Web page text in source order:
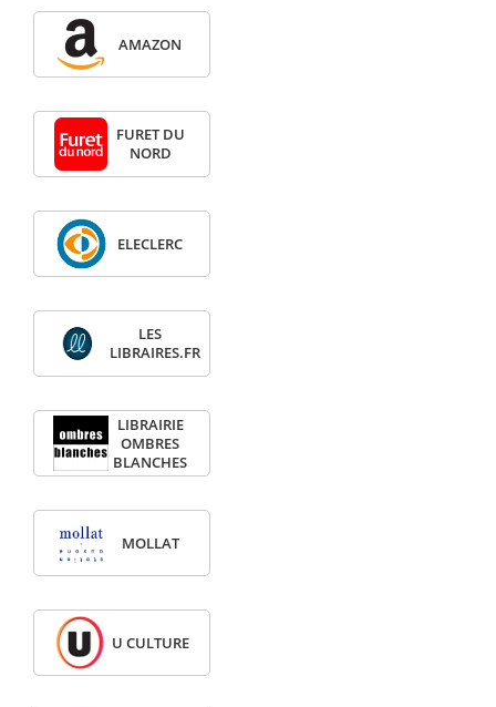
AMAZON
FURET DU
NORD
ELECLERC
LES
LIBRAIRES.FR
LIBRAIRIE
OMBRES
BLANCHES
MOLLAT
U CULTURE